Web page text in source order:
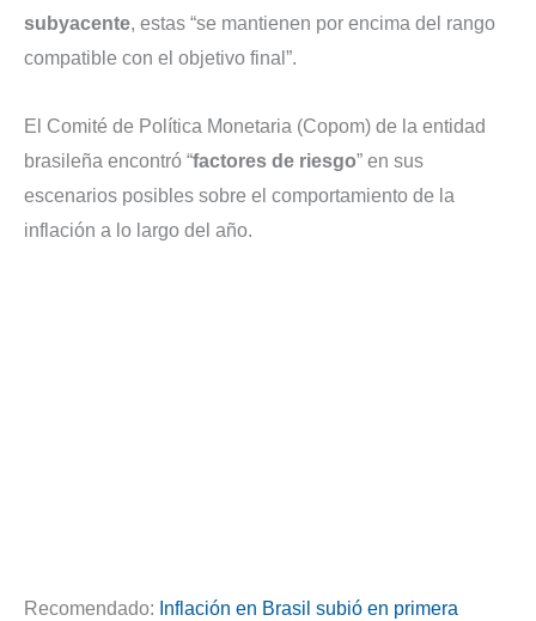
subyacente, estas “se mantienen por encima del rango
compatible con el objetivo final”.
El Comité de Política Monetaria (Copom) de la entidad
brasileña encontró “factores de riesgo” en sus
escenarios posibles sobre el comportamiento de la
inflación a lo largo del año.
Recomendado: Inflación en Brasil subió en primera